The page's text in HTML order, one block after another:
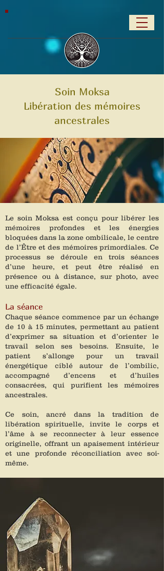
Soin Moksa
Libération des mémoires
ancestrales
Le soin Moksa est conçu pour libérer les
mémoires profondes et les énergies
bloquées dans la zone ombilicale, le centre
de l’Être et des mémoires primordiales. Ce
processus se déroule en trois séances
d’une heure, et peut être réalisé en
présence ou à distance, sur photo, avec
une efficacité égale.
​La séance
Chaque séance commence par un échange
de 10 à 15 minutes, permettant au patient
d’exprimer sa situation et d’orienter le
travail selon ses besoins. Ensuite, le
patient s’allonge pour un travail
énergétique ciblé autour de l’ombilic,
accompagné d’encens et d’huiles
consacrées, qui purifient les mémoires
ancestrales.
Ce soin, ancré dans la tradition de
libération spirituelle, invite le corps et
l’âme à se reconnecter à leur essence
originelle, offrant un apaisement intérieur
et une profonde réconciliation avec soi-
même.